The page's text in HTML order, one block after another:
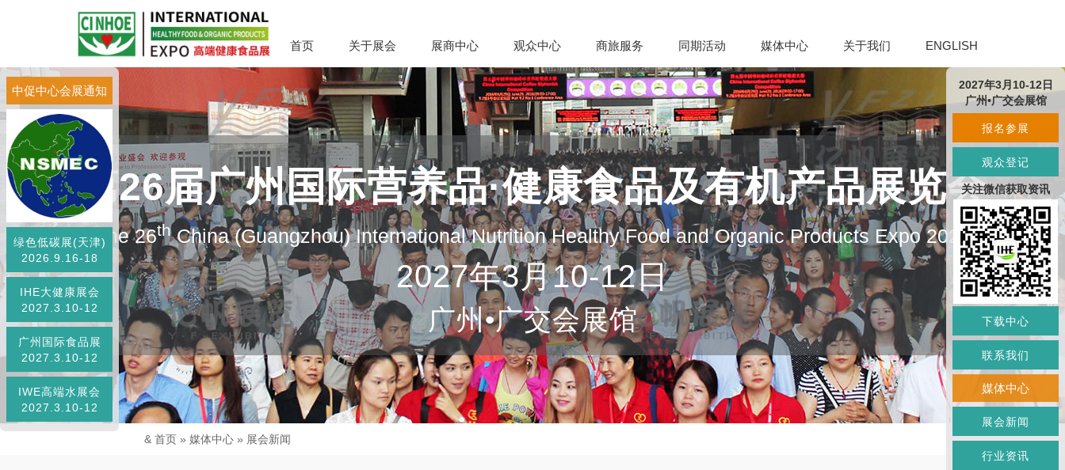
首页 关于展会 展商中心 观众中心 商旅服务 同期活动 媒体中心 关于我们 ENGLISH
第26届广州国际营养品·健康食品及有机产品展览会
The 26thChina (Guangzhou) International Nutrition Healthy Food and Organic Products Expo 2027
2027年3月10-12日
广州•广交会展馆
中促中心会展通知
绿色低碳展(天津)
2026.9.16-18
IHE大健康展会
2027.3.10-12
广州国际食品展
2027.3.10-12
IWE高端水展会
2027.3.10-12
& 首页 » 媒体中心 » 展会新闻
2027年3月10-12日
广州•广交会展馆
报名参展
观众登记
关注微信获取资讯
下载中心
联系我们
媒体中心
展会新闻
行业资讯